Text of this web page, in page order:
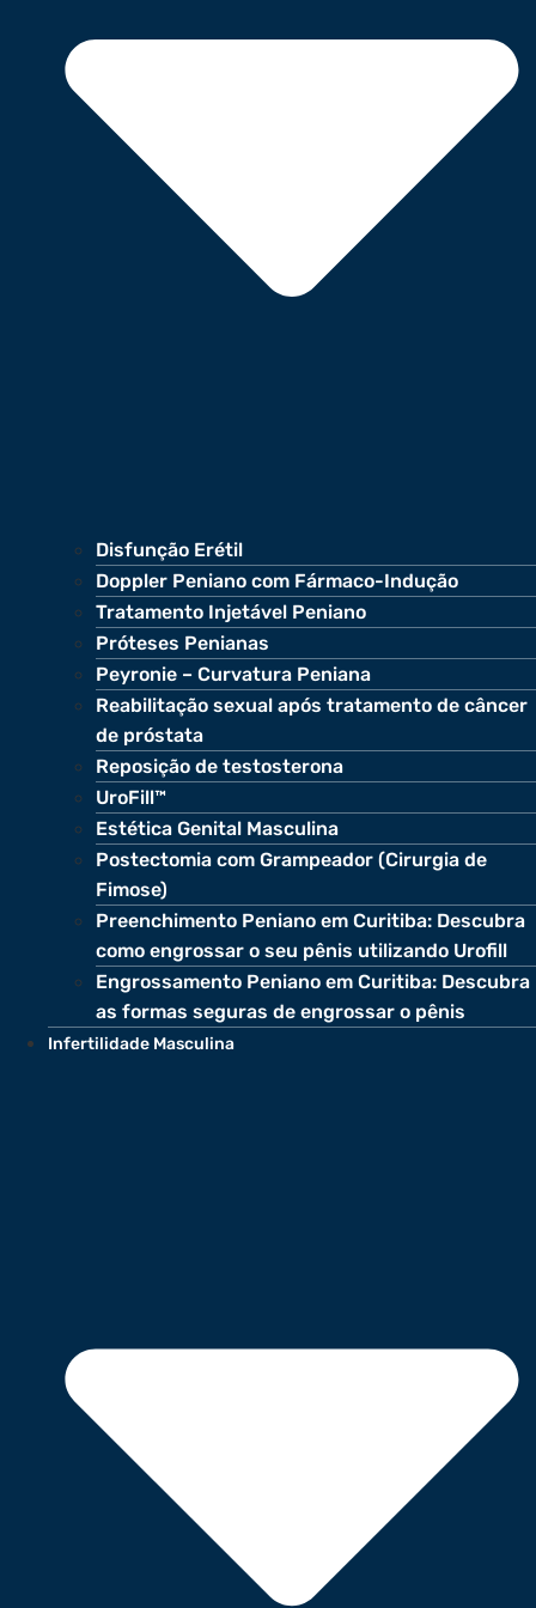
Disfunção Erétil
Doppler Peniano com Fármaco-Indução
Tratamento Injetável Peniano
Próteses Penianas
Peyronie – Curvatura Peniana
Reabilitação sexual após tratamento de câncer
de próstata
Reposição de testosterona
UroFill™
Estética Genital Masculina
Postectomia com Grampeador (Cirurgia de
Fimose)
Preenchimento Peniano em Curitiba: Descubra
como engrossar o seu pênis utilizando Urofill
Engrossamento Peniano em Curitiba: Descubra
as formas seguras de engrossar o pênis
Infertilidade Masculina